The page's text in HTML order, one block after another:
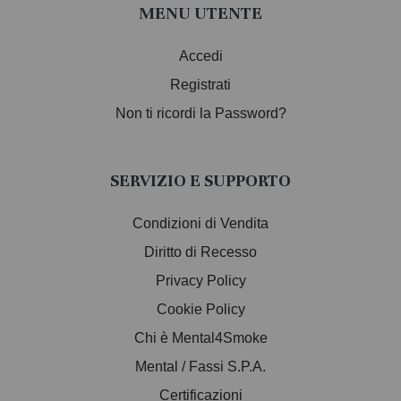
MENU UTENTE
Accedi
Registrati
Non ti ricordi la Password?
SERVIZIO E SUPPORTO
Condizioni di Vendita
Diritto di Recesso
Privacy Policy
Cookie Policy
Chi è Mental4Smoke
Mental / Fassi S.P.A.
Certificazioni